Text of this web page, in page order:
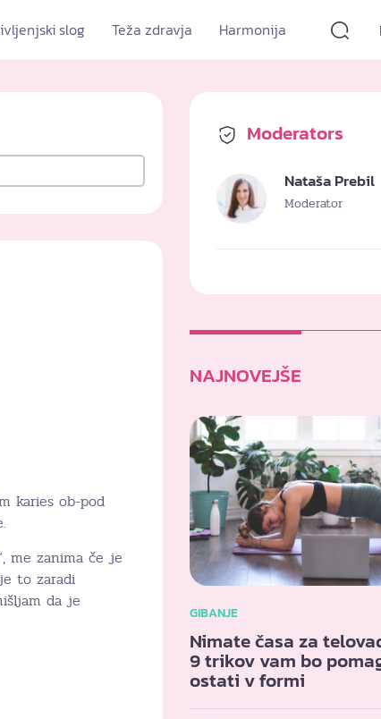
slog Teža zdravja Harmonija
karies ob-pod
me zanima če je
to zaradi
da je
Moderators
Nataša Prebil
Moderator
NAJNOVEJŠE
GIBANJE
Nimate časa za
9 trikov vam bo
ostati v formi